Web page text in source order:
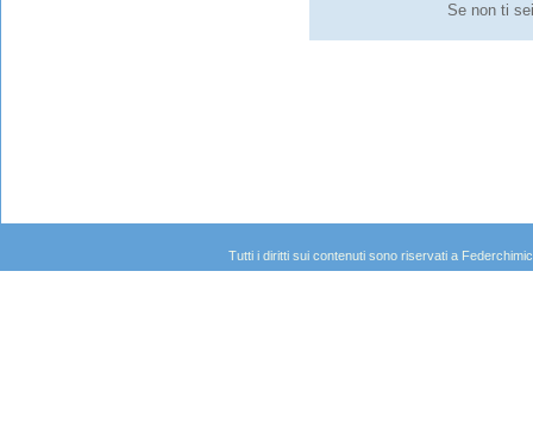
Se non ti
Tutti i diritti sui contenuti sono riservati a